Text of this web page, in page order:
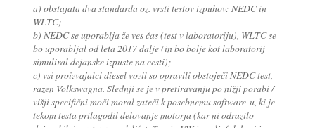
a) obstajata dva standarda oz. vrsti testov izpuhov: NEDC in
WLTC;
b) NEDC se uporablja že ves čas (test v laboratoriju), WLTC se
bo uporabljal od leta 2017 dalje (in bo bolje kot laboratorij
simuliral dejanske izpuste na cesti);
c) vsi proizvajalci diesel vozil so opravili obstoječi NEDC test,
razen Volkswagna. Slednji se je v pretiravanju po nižji porabi /
višji specifični moči moral zateči k posebnemu software-u, ki je
tekom testa prilagodil delovanje motorja (kar ni odrazilo